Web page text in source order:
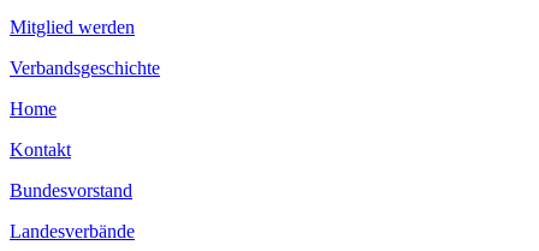
Mitglied werden
Verbandsgeschichte
Home
Kontakt
Bundesvorstand
Landesverbände